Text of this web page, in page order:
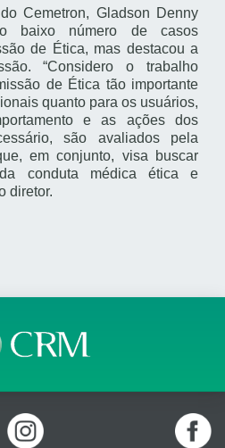
Cemetron, Gladson Denny
baixo número de casos
de Ética, mas destacou a
“Considero o trabalho
de Ética tão importante
quanto para os usuários,
e as ações dos
são avaliados pela
em conjunto, visa buscar
conduta médica ética e
diretor.